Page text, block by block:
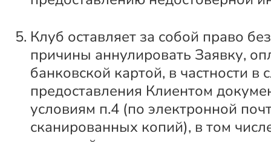
Клуб оставляет за собой право
причины аннулировать Заявку,
банковской картой, в частности в
предоставления Клиентом
условиям п.4 (по электронной
сканированных копий), в том